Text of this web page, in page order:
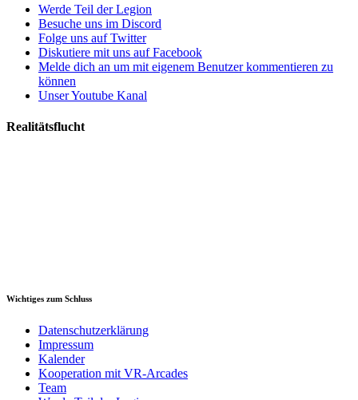
Werde Teil der Legion
Besuche uns im Discord
Folge uns auf Twitter
Diskutiere mit uns auf Facebook
Melde dich an um mit eigenem Benutzer kommentieren zu
können
Unser Youtube Kanal
Realitätsflucht
Wichtiges zum Schluss
Datenschutzerklärung
Impressum
Kalender
Kooperation mit VR-Arcades
Team